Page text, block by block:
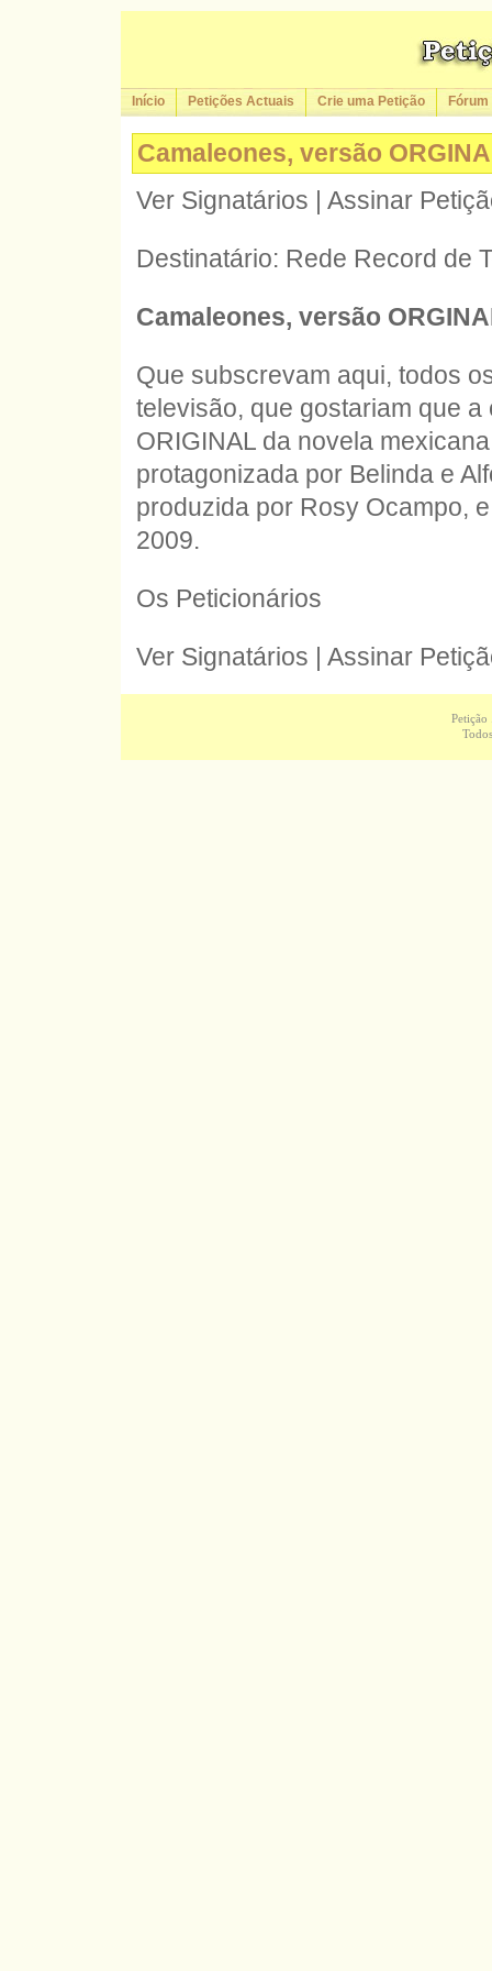
Início Petições Actuais Crie uma Petição Fórum
Camaleones, versão
Ver Signatários | Assinar
Destinatário: Rede Record de
Camaleones, versão
Que subscrevam aqui, todos
televisão, que gostariam que
ORIGINAL da novela
protagonizada por Belinda e
produzida por Rosy Ocampo,
2009.
Os Peticionários
Ver Signatários | Assinar
Petição